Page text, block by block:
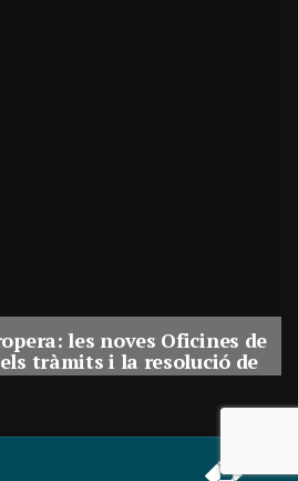
les noves Oficines de
tràmits i la resolució de
de Catalunya